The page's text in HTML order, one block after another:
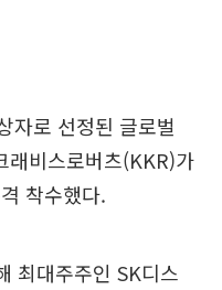
자로 선정된 글로벌
래비스로버츠(KKR)가
착수했다.
최대주주인 SK디스